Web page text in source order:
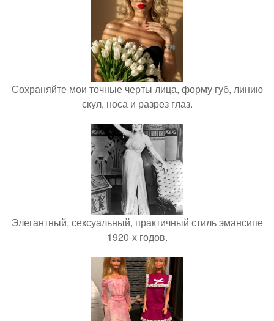
Сохраняйте мои точные черты лица, форму губ, линию
скул, носа и разрез глаз.
Элегантный, сексуальный, практичный стиль эмансипе
1920-х годов.